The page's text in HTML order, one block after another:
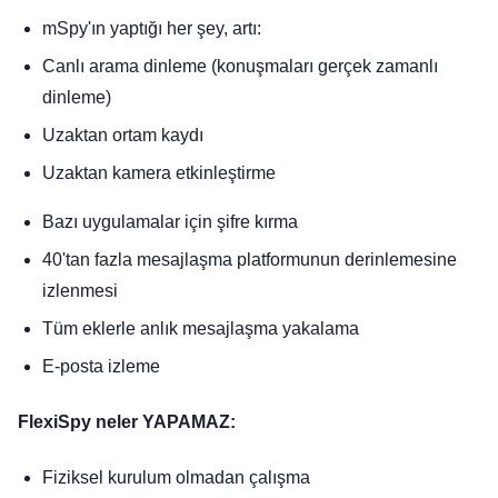
mSpy'ın yaptığı her şey, artı:
Canlı arama dinleme (konuşmaları gerçek zamanlı
dinleme)
Uzaktan ortam kaydı
Uzaktan kamera etkinleştirme
Bazı uygulamalar için şifre kırma
40'tan fazla mesajlaşma platformunun derinlemesine
izlenmesi
Tüm eklerle anlık mesajlaşma yakalama
E-posta izleme
FlexiSpy neler YAPAMAZ:
Fiziksel kurulum olmadan çalışma